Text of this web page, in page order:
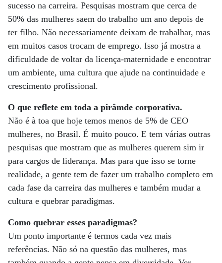
sucesso na carreira. Pesquisas mostram que cerca de
50% das mulheres saem do trabalho um ano depois de
ter filho. Não necessariamente deixam de trabalhar, mas
em muitos casos trocam de emprego. Isso já mostra a
dificuldade de voltar da licença-maternidade e encontrar
um ambiente, uma cultura que ajude na continuidade e
crescimento profissional.
O que reflete em toda a pirâmde corporativa.
Não é à toa que hoje temos menos de 5% de CEO
mulheres, no Brasil. É muito pouco. E tem várias outras
pesquisas que mostram que as mulheres querem sim ir
para cargos de liderança. Mas para que isso se torne
realidade, a gente tem de fazer um trabalho completo em
cada fase da carreira das mulheres e também mudar a
cultura e quebrar paradigmas.
Como quebrar esses paradigmas?
Um ponto importante é termos cada vez mais
referências. Não só na questão das mulheres, mas